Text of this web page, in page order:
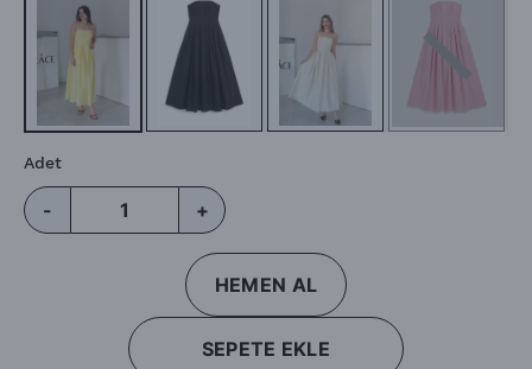
Adet
- +
HEMEN AL
SEPETE EKLE